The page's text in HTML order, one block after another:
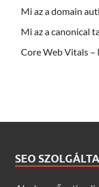
Mi az a domain
Mi az a canonical
Core Web Vitals –
SEO